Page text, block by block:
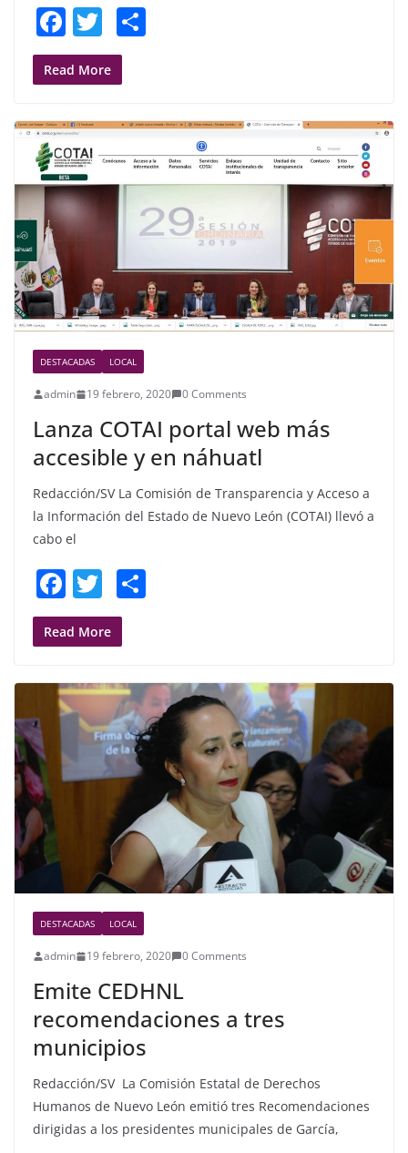
F
a
c
b
o
o
k
T
w
itt
Read More
DESTACADAS LOCAL
admin 19 febrero, 2020 0 Comments
Lanza COTAI portal web más
accesible y en náhuatl
Redacción/SV La Comisión de Transparencia y Acceso a
la Información del Estado de Nuevo León (COTAI) llevó a
cabo el
F
a
c
b
o
o
k
T
w
itt
Read More
DESTACADAS LOCAL
admin 19 febrero, 2020 0 Comments
Emite CEDHNL
recomendaciones a tres
municipios
Redacción/SV La Comisión Estatal de Derechos
Humanos de Nuevo León emitió tres Recomendaciones
dirigidas a los presidentes municipales de García,